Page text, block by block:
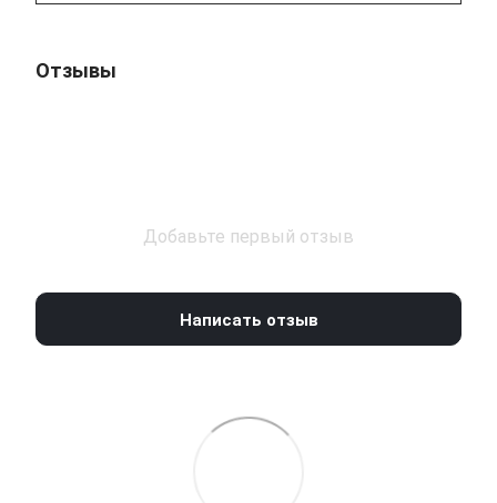
Отзывы
Добавьте первый отзыв
Написать отзыв